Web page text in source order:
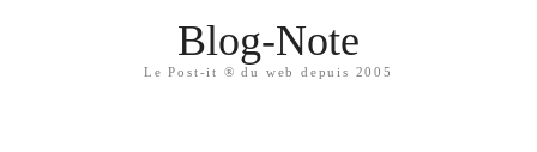
Blog-Note
Le Post-it ® du web depuis 2005